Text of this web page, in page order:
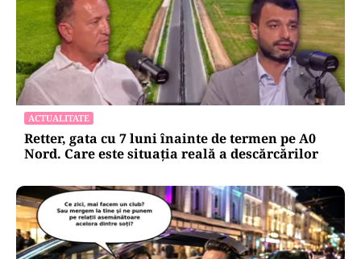
ACTUALITATE
Retter, gata cu 7 luni înainte de termen pe A0
Nord. Care este situația reală a descărcărilor